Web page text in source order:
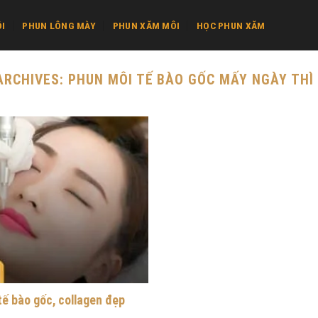
PHUN LÔNG MÀY PHUN XĂM MÔI HỌC PHUN XĂM
PHUN MÔI TẾ BÀO GỐC MẤY NGÀY THÌ
bào gốc, collagen đẹp